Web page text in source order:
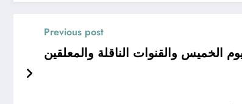
Previous post
الخميس والقنوات الناقلة والمعلقين